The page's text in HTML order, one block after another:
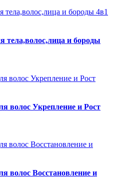
тела,волос,лица и бороды
волос Укрепление и Рост
волос Восстановление и